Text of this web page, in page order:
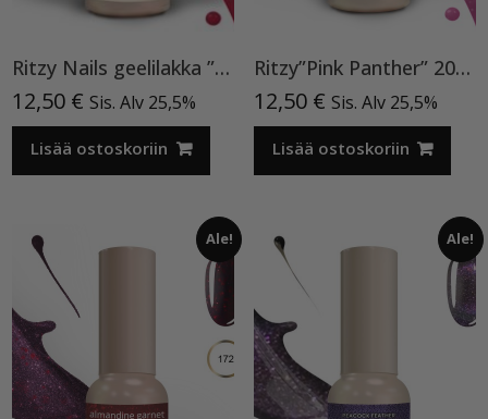
Ritzy Nails geelilakka ”Red Velvet” 45 TPO vapaa, 9 ml
12,50 € Sis. Alv 25,5%
Lisää ostoskoriin
Ritzy”Pink Panther” 200, Cat Eye
12,50 € Sis. Alv 25,5%
Lisää ostoskoriin
Ale! Ale!